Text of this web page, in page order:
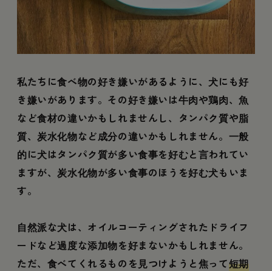
私たちに食べ物の好き嫌いがあるように、犬にも好
き嫌いがあります。その好き嫌いは牛肉や鶏肉、魚
など食材の違いかもしれませんし、タンパク質や脂
質、炭水化物など成分の違いかもしれません。一般
的に犬はタンパク質が多い食事を好むと言われてい
ますが、炭水化物が多い食事のほうを好む犬もいま
す。
自然派な犬は、オイルコーティングされたドライフ
ードなど過度な添加物を好まないかもしれません。
ただ、食べてくれるものを見つけようと焦って短期